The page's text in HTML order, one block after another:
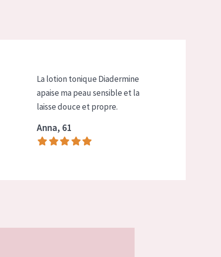
La lotion tonique Diadermine
apaise ma peau sensible et la
laisse douce et propre.
Anna, 61